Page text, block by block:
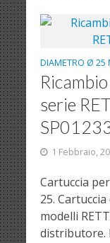
DIAMETRO Ø 25
serie
1 Febbraio,
Cartuccia
25.
modelli
distributore.